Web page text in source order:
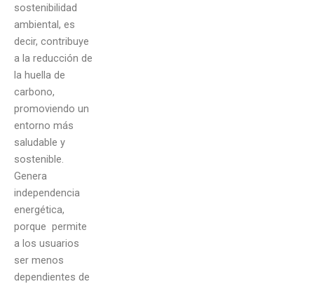
sostenibilidad
ambiental, es
decir, contribuye
a la reducción de
la huella de
carbono,
promoviendo un
entorno más
saludable y
sostenible.
Genera
independencia
energética,
porque permite
a los usuarios
ser menos
dependientes de